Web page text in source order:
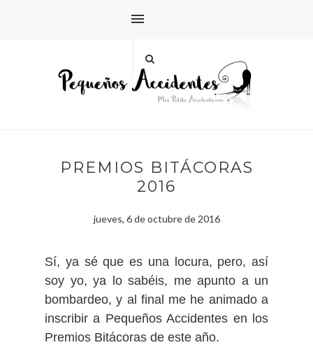
PREMIOS BITÁCORAS
2016
jueves, 6 de octubre de 2016
Sí, ya sé que es una locura, pero, así
soy yo, ya lo sabéis, me apunto a un
bombardeo, y al final me he animado a
inscribir a Pequeños Accidentes en los
Premios Bitácoras de este año.